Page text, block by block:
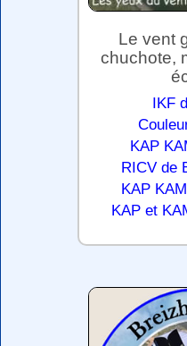
Le vent
chuchote,
IKF
KAP
RICV de
KAP
KAP et